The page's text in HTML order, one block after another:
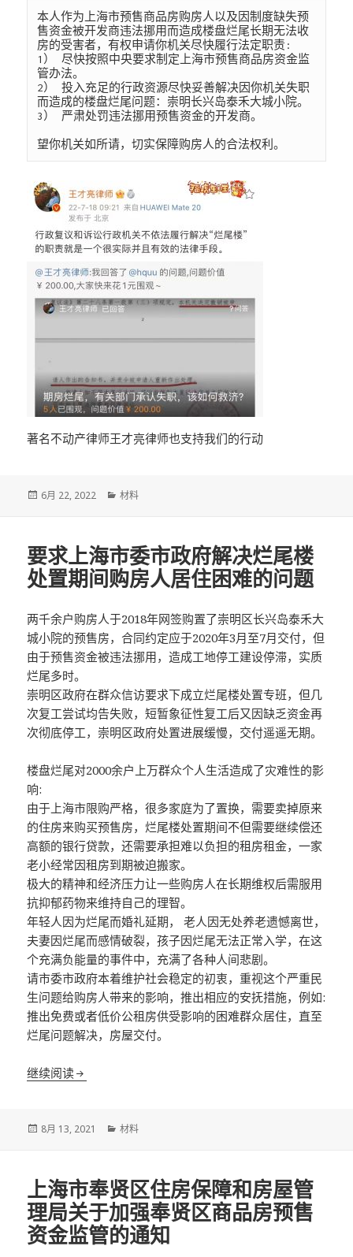
本人作为上海市预售商品房购房人以及因制度缺失预
售资金被开发商违法挪用而造成楼盘烂尾长期无法收
房的受害者，有权申请你机关尽快履行法定职责:
1） 尽快按照中央要求制定上海市预售商品房资金监
管办法。
2） 投入充足的行政资源尽快妥善解决因你机关失职
而造成的楼盘烂尾问题：崇明长兴岛泰禾大城小院。
3） 严肃处罚违法挪用预售资金的开发商。
望你机关如所请，切实保障购房人的合法权利。
著名不动产律师王才亮律师也支持我们的行动
发
6月 22, 2022
分
材料
要求上海市委市政府解决烂尾楼
处置期间购房人居住困难的问题
两千余户购房人于2018年网签购置了崇明区长兴岛泰禾大
城小院的预售房，合同约定应于2020年3月至7月交付，但
由于预售资金被违法挪用，造成工地停工建设停滞，实质
烂尾多时。
崇明区政府在群众信访要求下成立烂尾楼处置专班，但几
次复工尝试均告失败，短暂象征性复工后又因缺乏资金再
次彻底停工，崇明区政府处置进展缓慢，交付遥遥无期。
楼盘烂尾对2000余户上万群众个人生活造成了灾难性的影
响:
由于上海市限购严格，很多家庭为了置换，需要卖掉原来
的住房来购买预售房，烂尾楼处置期间不但需要继续偿还
高额的银行贷款，还需要承担难以负担的租房租金，一家
老小经常因租房到期被迫搬家。
极大的精神和经济压力让一些购房人在长期维权后需服用
抗抑郁药物来维持自己的理智。
年轻人因为烂尾而婚礼延期， 老人因无处养老遗憾离世，
夫妻因烂尾而感情破裂，孩子因烂尾无法正常入学，在这
个充满负能量的事件中，充满了各种人间悲剧。
请市委市政府本着维护社会稳定的初衷，重视这个严重民
生问题给购房人带来的影响，推出相应的安抚措施，例如:
推出免费或者低价公租房供受影响的困难群众居住，直至
烂尾问题解决，房屋交付。
继续阅读要求上海市委市政府解决烂尾楼处置期间购房人居住
发
8月 13, 2021
分
材料
上海市奉贤区住房保障和房屋管
理局关于加强奉贤区商品房预售
资金监管的通知